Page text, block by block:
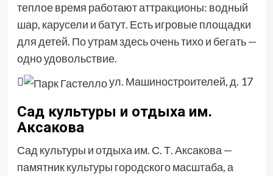
теплое время работают аттракционы: водный
шар, карусели и батут. Есть игровые площадки
для детей. По утрам здесь очень тихо и бегать —
одно удовольствие.

ул. Машиностроителей, д. 17
Сад культуры и отдыха им.
Аксакова
Сад культуры и отдыха им. С. Т. Аксакова —
памятник культуры городского масштаба, а